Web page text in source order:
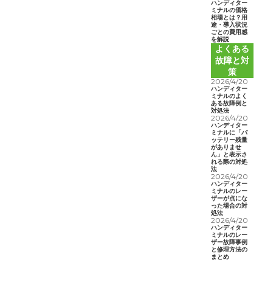
ハンディター
ミナルの価格
相場とは？用
途・導入状況
ごとの費用感
を解説
よくある
故障と対
策
2026/4/20
ハンディター
ミナルのよく
ある故障例と
対処法
2026/4/20
ハンディター
ミナルに「バ
ッテリー残量
がありませ
ん」と表示さ
れる際の対処
法
2026/4/20
ハンディター
ミナルのレー
ザーが点にな
った場合の対
処法
2026/4/20
ハンディター
ミナルのレー
ザー故障事例
と修理方法の
まとめ